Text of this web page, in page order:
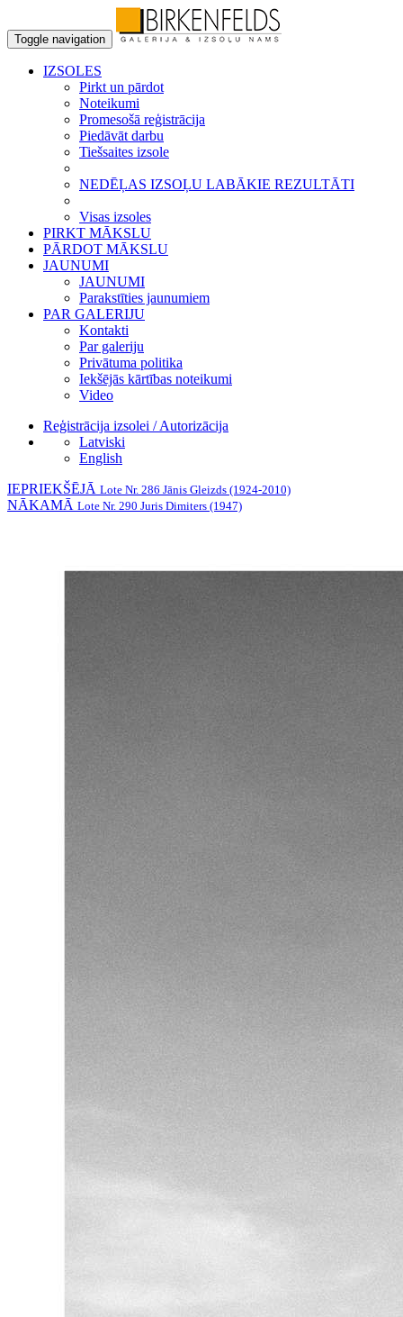
Toggle navigation
IZSOLES
Pirkt un pārdot
Noteikumi
Promesošā reģistrācija
Piedāvāt darbu
Tiešsaites izsole
NEDĒĻAS IZSOĻU LABĀKIE REZULTĀTI
Visas izsoles
PIRKT MĀKSLU
PĀRDOT MĀKSLU
JAUNUMI
JAUNUMI
Parakstīties jaunumiem
PAR GALERIJU
Kontakti
Par galeriju
Privātuma politika
Iekšējās kārtības noteikumi
Video
Reģistrācija izsolei / Autorizācija
Latviski
English
IEPRIEKŠĒJĀ Lote Nr. 286 Jānis Gleizds (1924-2010)
NĀKAMĀ Lote Nr. 290 Juris Dimiters (1947)